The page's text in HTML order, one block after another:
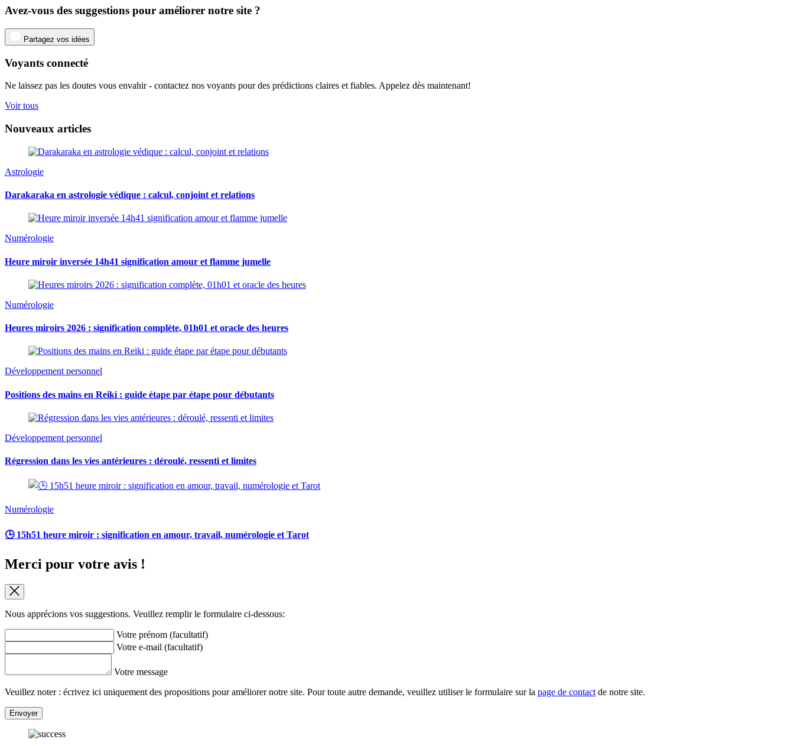
Avez-vous des suggestions pour améliorer notre site ?
Partagez vos idées
Voyants connecté
Ne laissez pas les doutes vous envahir - contactez nos voyants pour des prédictions claires et fiables. Appelez dès maintenant!
Voir tous
Nouveaux articles
Astrologie
Darakaraka en astrologie védique : calcul, conjoint et relations
Numérologie
Heure miroir inversée 14h41 signification amour et flamme jumelle
Numérologie
Heures miroirs 2026 : signification complète, 01h01 et oracle des heures
Développement personnel
Positions des mains en Reiki : guide étape par étape pour débutants
Développement personnel
Régression dans les vies antérieures : déroulé, ressenti et limites
Numérologie
🕒 15h51 heure miroir : signification en amour, travail, numérologie et Tarot
Merci pour votre avis !
Nous apprécions vos suggestions. Veuillez remplir le formulaire ci-dessous:
Votre prénom (facultatif)
Votre e-mail (facultatif)
Votre message
Veuillez noter : écrivez ici uniquement des propositions pour améliorer notre site. Pour toute autre demande, veuillez utiliser le formulaire sur la page de contact de notre site.
Envoyer